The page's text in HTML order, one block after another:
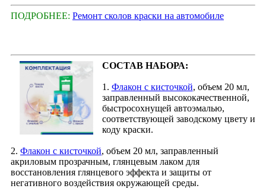
ПОДРОБНЕЕ: Ремонт сколов краски на автомобиле
СОСТАВ НАБОРА:
1. Флакон с кисточкой, объем 20 мл,
заправленный высококачественной,
быстросохнущей автоэмалью,
соответствующей заводскому цвету и
коду краски.
2. Флакон с кисточкой, объем 20 мл, заправленный
акриловым прозрачным, глянцевым лаком для
восстановления глянцевого эффекта и защиты от
негативного воздействия окружающей среды.